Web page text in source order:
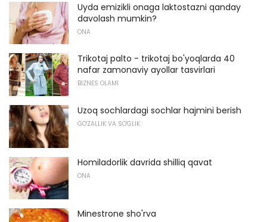
Uyda emizikli onaga laktostazni qanday
davolash mumkin?
ONA
Trikotaj palto - trikotaj bo'yoqlarda 40
nafar zamonaviy ayollar tasvirlari
BIZNES OLAMI
Uzoq sochlardagi sochlar hajmini berish
GO'ZALLIK VA SO'GLIK
Homiladorlik davrida shilliq qavat
ONA
Minestrone sho'rva